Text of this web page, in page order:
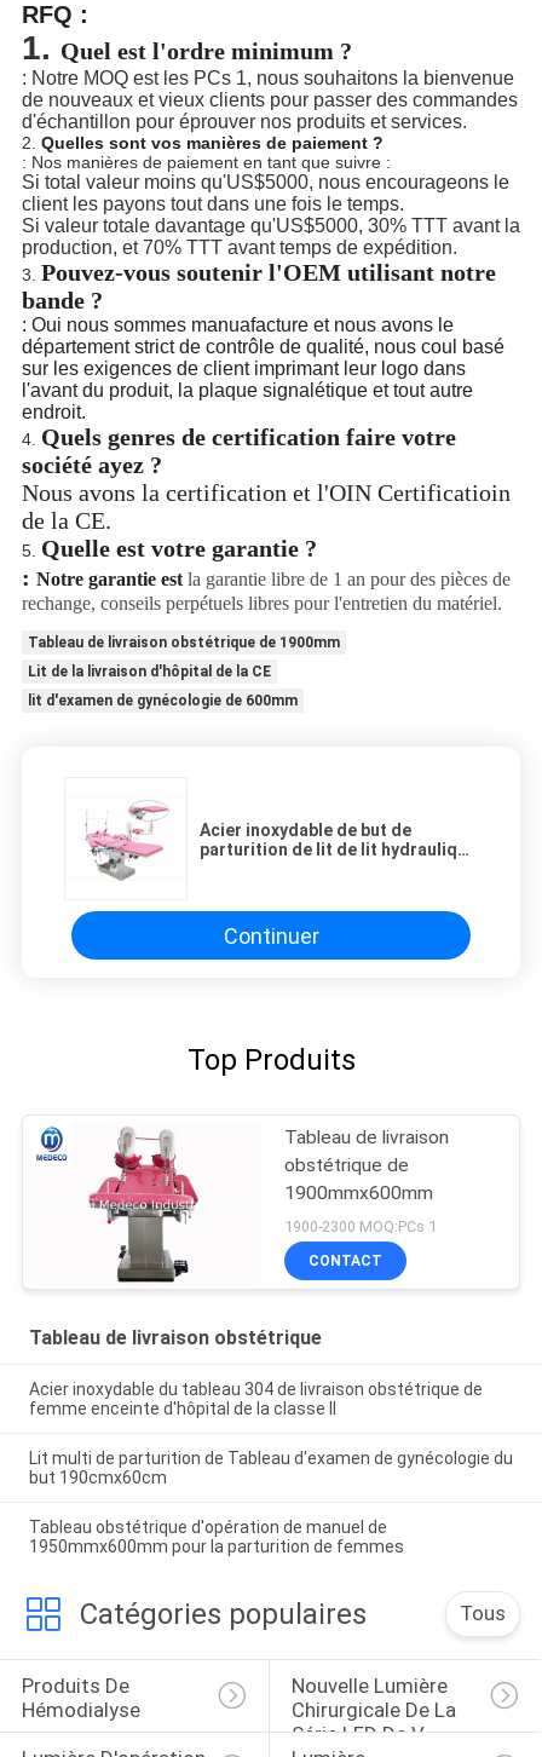
RFQ :
1. Quel est l'ordre minimum ?
: Notre MOQ est les PCs 1, nous souhaitons la bienvenue
de nouveaux et vieux clients pour passer des commandes
d'échantillon pour éprouver nos produits et services.
2. Quelles sont vos manières de paiement ?
: Nos manières de paiement en tant que suivre :
Si total valeur moins qu'US$5000, nous encourageons le
client les payons tout dans une fois le temps.
Si valeur totale davantage qu'US$5000, 30% TTT avant la
production, et 70% TTT avant temps de expédition.
3. Pouvez-vous soutenir l'OEM utilisant notre
bande ?
: Oui nous sommes manuafacture et nous avons le
département strict de contrôle de qualité, nous coul basé
sur les exigences de client imprimant leur logo dans
l'avant du produit, la plaque signalétique et tout autre
endroit.
4. Quels genres de certification faire votre
société ayez ?
Nous avons la certification et l'OIN Certificatioin
de la CE.
5. Quelle est votre garantie ?
: Notre garantie estla garantie libre de 1 an pour des pièces de
rechange, conseils perpétuels libres pour l'entretien du matériel.
Tableau de livraison obstétrique de 1900mm
Lit de la livraison d'hôpital de la CE
lit d'examen de gynécologie de 600mm
Acier inoxydable de but de
parturition de lit de lit hydraulique
Continuer
Top Produits
Tableau de livraison
obstétrique de
1900mmx600mm
1900-2300 MOQ:PCs 1
CONTACT
Tableau de livraison obstétrique
Acier inoxydable du tableau 304 de livraison obstétrique de
femme enceinte d'hôpital de la classe II
Lit multi de parturition de Tableau d'examen de gynécologie du
but 190cmx60cm
Tableau obstétrique d'opération de manuel de
1950mmx600mm pour la parturition de femmes
Catégories populaires Tous
Produits De
Hémodialyse
Nouvelle Lumière
Chirurgicale De La
Série LED De V